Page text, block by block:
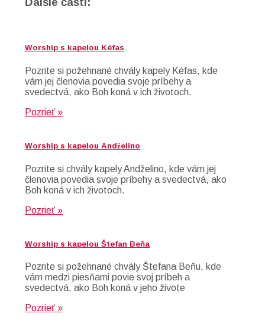
Worship s kapelou Kéfas
Pozrite si požehnané chvály kapely Kéfas, kde
vám jej členovia povedia svoje príbehy a
svedectvá, ako Boh koná v ich životoch.
Pozrieť »
Worship s kapelou Andželino
Pozrite si chvály kapely Andželino, kde vám jej
členovia povedia svoje príbehy a svedectvá, ako
Boh koná v ich životoch.
Pozrieť »
Worship s kapelou Štefan Beňa
Pozrite si požehnané chvály Štefana Beňu, kde
vám medzi piesňami povie svoj príbeh a
svedectvá, ako Boh koná v jeho živote
Pozrieť »